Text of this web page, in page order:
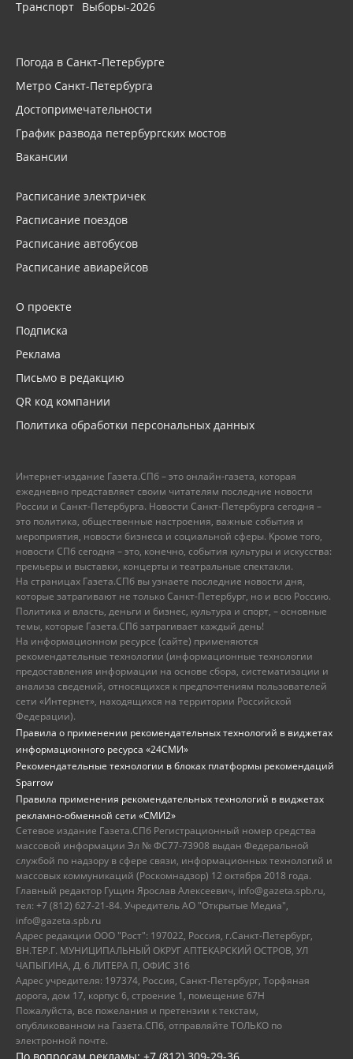
Транспорт Выборы-2026
Погода в Санкт-Петербурге
Метро Санкт-Петербурга
Достопримечательности
График развода петербургских мостов
Вакансии
Расписание электричек
Расписание поездов
Расписание автобусов
Расписание авиарейсов
О проекте
Подписка
Реклама
Письмо в редакцию
QR код компании
Политика обработки персональных данных
Интернет-издание Газета.СПб – это онлайн-газета, которая
ежедневно представляет своим читателям последние новости
России и Санкт-Петербурга. Новости Санкт-Петербурга сегодня –
это политика, общественные настроения, важные события и
мероприятия, новости бизнеса и социальной сферы. Кроме того,
новости СПб сегодня – это, конечно, события культуры и искусства:
премьеры и выставки, концерты и театральные спектакли.
На страницах Газета.СПб вы узнаете последние новости дня,
которые затрагивают не только Санкт-Петербург, но и всю Россию.
Политика и власть, деньги и бизнес, культура и спорт, – основные
темы, которые Газета.СПб затрагивает каждый день!
На информационном ресурсе (сайте) применяются
рекомендательные технологии (информационные технологии
предоставления информации на основе сбора, систематизации и
анализа сведений, относящихся к предпочтениям пользователей
сети «Интернет», находящихся на территории Российской
Федерации).
Правила о применении рекомендательных технологий в виджетах
информационного ресурса «24СМИ»
Рекомендательные технологии в блоках платформы рекомендаций
Sparrow
Правила применения рекомендательных технологий в виджетах
рекламно-обменной сети «СМИ2»
Сетевое издание Газета.СПб Регистрационный номер средства
массовой информации Эл № ФС77-73908 выдан Федеральной
службой по надзору в сфере связи, информационных технологий и
массовых коммуникаций (Роскомнадзор) 12 октября 2018 года.
Главный редактор Гущин Ярослав Алексеевич, info@gazeta.spb.ru,
тел: +7 (812) 627-21-84. Учредитель АО "Открытые Медиа",
info@gazeta.spb.ru
Адрес редакции ООО "Рост": 197022, Россия, г.Санкт-Петербург,
ВН.ТЕР.Г. МУНИЦИПАЛЬНЫЙ ОКРУГ АПТЕКАРСКИЙ ОСТРОВ, УЛ
ЧАПЫГИНА, Д. 6 ЛИТЕРА П, ОФИС 316
Адрес учредителя: 197374, Россия, Санкт-Петербург, Торфяная
дорога, дом 17, корпус 6, строение 1, помещение 67Н
Пожалуйста, все пожелания и претензии к текстам,
опубликованном на Газета.СПб, отправляйте ТОЛЬКО по
электронной почте.
По вопросам рекламы: +7 (812) 309-29-36,